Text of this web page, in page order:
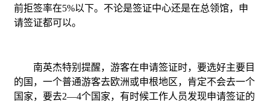
前拒签率在5%以下。不论是签证中心还是在总领馆，申
请签证都可以。
南英杰特别提醒，游客在申请签证时，要选好主要目
的国，一个普通游客去欧洲或申根地区，肯定不会去一个
国家，要去2—4个国家，有时候工作人员发现申请签证的